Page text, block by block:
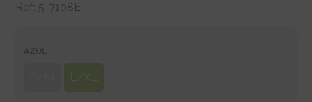
Ref: 5-7108E
AZUL
L/XL